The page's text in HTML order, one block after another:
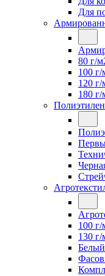
Для
80 г/
100 г/
120 г/
180 г/
100 г/
130 г/
Белый